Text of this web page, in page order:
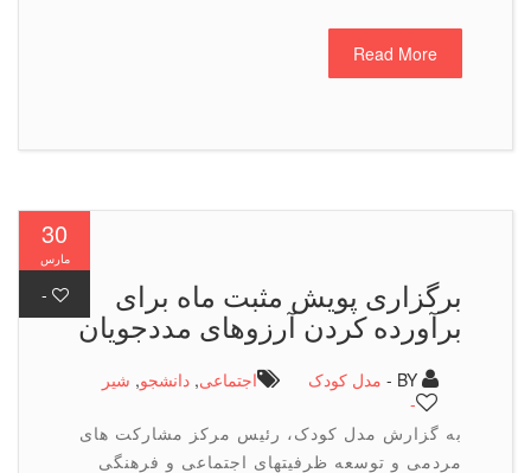
Read More
برگزاری پویش مثبت ماه برای
برآورده کردن آرزوهای مددجویان
مدل کودک اجتماعی,دانشجو, شیر
به گزارش مدل کودک، رئیس مرکز مشارکت های
مردمی و توسعه ظرفیتهای اجتماعی و فرهنگی